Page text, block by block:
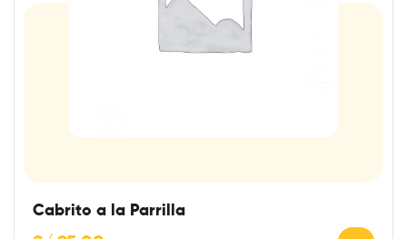
Cabrito a la Parrilla